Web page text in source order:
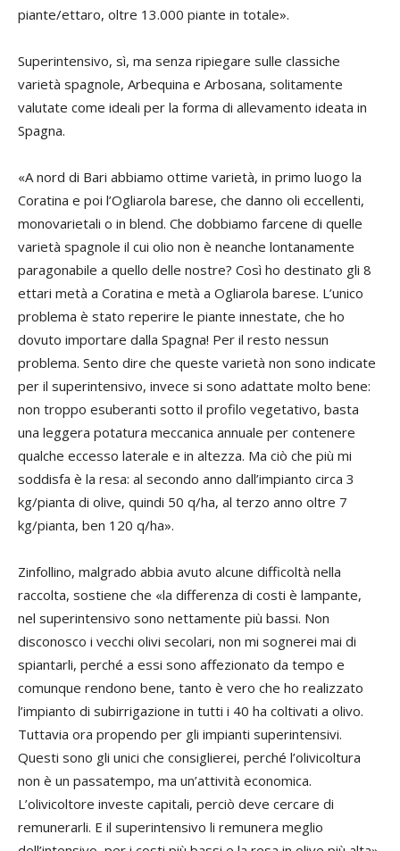
piante/ettaro, oltre 13.000 piante in totale».
Superintensivo, sì, ma senza ripiegare sulle classiche
varietà spagnole, Arbequina e Arbosana, solitamente
valutate come ideali per la forma di allevamento ideata in
Spagna.
«A nord di Bari abbiamo ottime varietà, in primo luogo la
Coratina e poi l’Ogliarola barese, che danno oli eccellenti,
monovarietali o in blend. Che dobbiamo farcene di quelle
varietà spagnole il cui olio non è neanche lontanamente
paragonabile a quello delle nostre? Così ho destinato gli 8
ettari metà a Coratina e metà a Ogliarola barese. L’unico
problema è stato reperire le piante innestate, che ho
dovuto importare dalla Spagna! Per il resto nessun
problema. Sento dire che queste varietà non sono indicate
per il superintensivo, invece si sono adattate molto bene:
non troppo esuberanti sotto il profilo vegetativo, basta
una leggera potatura meccanica annuale per contenere
qualche eccesso laterale e in altezza. Ma ciò che più mi
soddisfa è la resa: al secondo anno dall’impianto circa 3
kg/pianta di olive, quindi 50 q/ha, al terzo anno oltre 7
kg/pianta, ben 120 q/ha».
Zinfollino, malgrado abbia avuto alcune difficoltà nella
raccolta, sostiene che «la differenza di costi è lampante,
nel superintensivo sono nettamente più bassi. Non
disconosco i vecchi olivi secolari, non mi sognerei mai di
spiantarli, perché a essi sono affezionato da tempo e
comunque rendono bene, tanto è vero che ho realizzato
l’impianto di subirrigazione in tutti i 40 ha coltivati a olivo.
Tuttavia ora propendo per gli impianti superintensivi.
Questi sono gli unici che consiglierei, perché l’olivicoltura
non è un passatempo, ma un’attività economica.
L’olivicoltore investe capitali, perciò deve cercare di
remunerarli. E il superintensivo li remunera meglio